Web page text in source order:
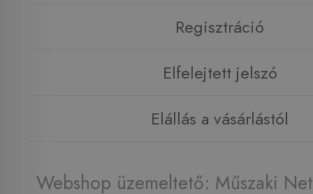
Regisztráció
Elfelejtett jelszó
Elállás a vásárlástól
Webshop üzemeltető: Műszaki